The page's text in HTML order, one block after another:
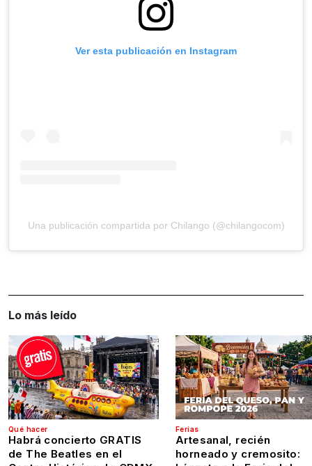
Ver esta publicación en Instagram
Una publicación compartida por Chilango (@chilangocom)
Lo más leído
Qué hacer
Habrá concierto GRATIS
de The Beatles en el
Ferias
Artesanal, recién
horneado y cremosito: